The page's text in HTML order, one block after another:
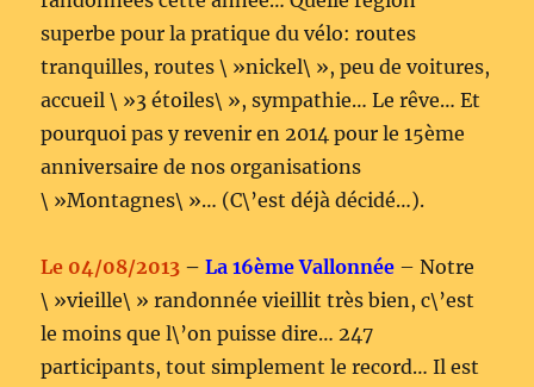
superbe pour la pratique du vélo: routes
tranquilles, routes \ »nickel\ », peu de voitures,
accueil \ »3 étoiles\ », sympathie… Le rêve… Et
pourquoi pas y revenir en 2014 pour le 15ème
anniversaire de nos organisations
\ »Montagnes\ »… (C\’est déjà décidé…).
Le 04/08/2013 –La 16ème Vallonnée – Notre
\ »vieille\ » randonnée vieillit très bien, c\’est
le moins que l\’on puisse dire… 247
participants, tout simplement le record… Il est